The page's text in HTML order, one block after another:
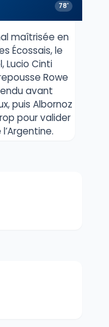
78'
maîtrisée en
Écossais, le
Lucio Cinti
Rowe
avant
puis Albornoz
pour valider